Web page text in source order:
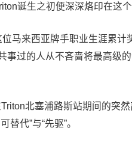
诞生之初便深深烙印在这
马来西亚牌手职业生涯累
事过的人从不吝啬将最高级
北塞浦路斯站期间的突
替代”与“先驱”。